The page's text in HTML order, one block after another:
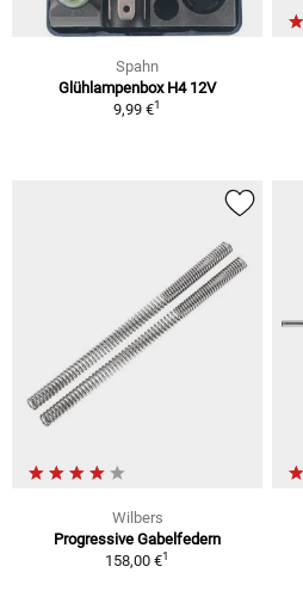
Spahn
Glühlampenbox H4 12V
9,99 €1
Wilbers
Progressive Gabelfedern
158,00 €1